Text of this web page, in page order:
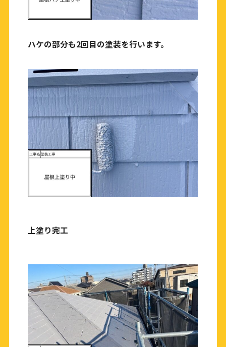
ハケの部分も2回目の塗装を行います。
上塗り完工